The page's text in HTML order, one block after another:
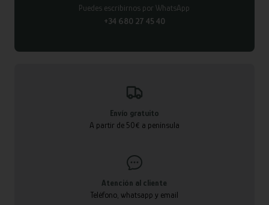
Puedes escribirnos por WhatsApp
+34 680 27 45 40
Envío gratuito
A partir de 50€ a península
Atención al cliente
Teléfono, whatsapp y email